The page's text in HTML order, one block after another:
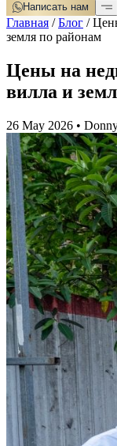
Написать нам
Главная /Блог /
земля по районам
Цены на
вилла и
26 May 2026 •